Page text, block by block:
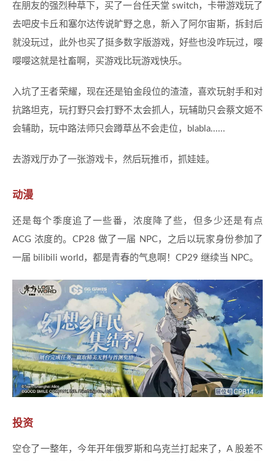
在朋友的强烈种草下，买了一台任天堂 switch，卡带游戏玩了
去吧皮卡丘和塞尔达传说旷野之息，新入了阿尔宙斯，拆封后
就没玩过，此外也买了挺多数字版游戏，好些也没咋玩过，嘤
嘤嘤这就是社畜啊，买游戏比玩游戏快乐。
入坑了王者荣耀，现在还是铂金段位的渣渣，喜欢玩射手和对
抗路坦克，玩打野只会打野不太会抓人，玩辅助只会蔡文姬不
会辅助，玩中路法师只会蹲草丛不会走位，blabla......
去游戏厅办了一张游戏卡，然后玩推币，抓娃娃。
动漫
还是每个季度追了一些番，浓度降了些，但多少还是有点
ACG 浓度的。CP28 做了一届 NPC，之后以玩家身份参加了
一届 bilibili world，都是青春的气息啊！CP29 继续当 NPC。
投资
空仓了一整年，今年开年俄罗斯和乌克兰打起来了，A 股差不